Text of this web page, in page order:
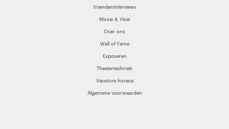
Vriendeninterviews
Missie & Visie
Over ons
Wall of Fame
Exposeren
Theatertechniek
Vacature horeca
Algemene voorwaarden